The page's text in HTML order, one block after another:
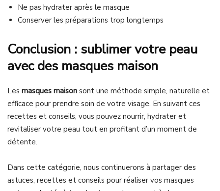
Ne pas hydrater après le masque
Conserver les préparations trop longtemps
Conclusion : sublimer votre peau
avec des masques maison
Les masques maison sont une méthode simple, naturelle et
efficace pour prendre soin de votre visage. En suivant ces
recettes et conseils, vous pouvez nourrir, hydrater et
revitaliser votre peau tout en profitant d’un moment de
détente.
Dans cette catégorie, nous continuerons à partager des
astuces, recettes et conseils pour réaliser vos masques